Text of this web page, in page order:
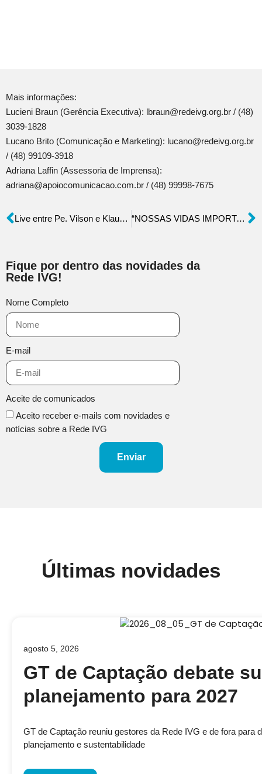
Mais informações:
Lucieni Braun (Gerência Executiva): lbraun@redeivg.org.br / (48)
3039-1828
Lucano Brito (Comunicação e Marketing): lucano@redeivg.org.br
/ (48) 99109-3918
Adriana Laffin (Assessoria de Imprensa):
adriana@apoiocomunicacao.com.br / (48) 99998-7675
Live entre Pe. Vilson e Klaus Raupp “NOSSAS VIDAS IMPORTAM!”
Fique por dentro das novidades da
Rede IVG!
Nome Completo
E-mail
Aceite de comunicados
Aceito receber e-mails com novidades e
notícias sobre a Rede IVG
Enviar
Últimas novidades
agosto 5, 2026
GT de Captação debate
planejamento para 2027
GT de Captação reuniu gestores da Rede IVG e de fora para
planejamento e sustentabilidade